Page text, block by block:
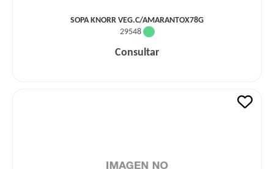
SOPA KNORR VEG.C/AMARANTOX78G
29548
Consultar